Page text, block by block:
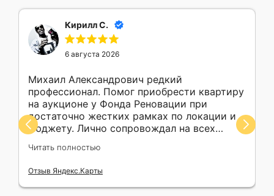
Кирилл С.
6 августа 2026
Михаил Александрович редкий
профессионал. Помог приобрести квартиру
на аукционе у Фонда Реновации при
достаточно жестких рамках по локации и
бюджету. Лично сопровождал на всех
сделки в банке. Всегда на связи, доступно и
понятно преподносит информацию,
прекрасно знает свое дело, тактичен,
пунктуален. Только положительные
Читать полностью
Отзыв Яндекс.Карты